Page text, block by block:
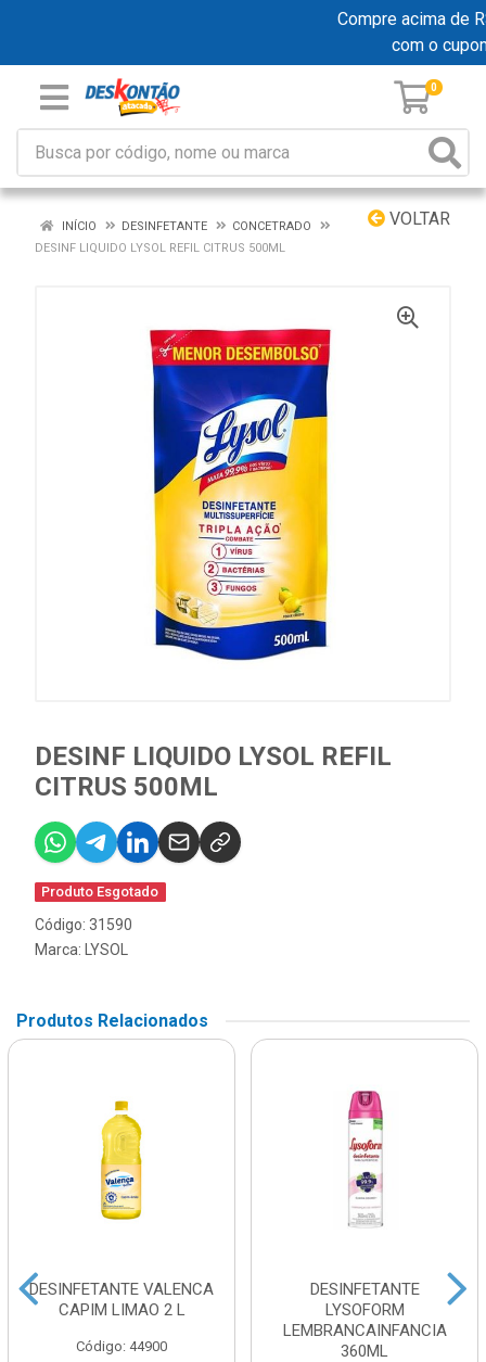
Compre acima de
com o
0
VOLTAR
INÍCIO DESINFETANTE
CONCETRADO
DESINF LIQUIDO LYSOL REFIL CITRUS 500ML
DESINF LIQUIDO LYSOL REFIL
CITRUS 500ML
Produto Esgotado
Código: 31590
Marca: LYSOL
Produtos Relacionados
DESINFETANTE VALENCA
CAPIM LIMAO 2 L
Código: 44900
DESINFETANTE
LYSOFORM
LEMBRANCAINFANCIA
360ML